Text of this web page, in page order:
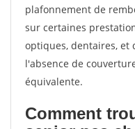
plafonnement de
sur certaines
optiques, dentaires, et
l'absence de
équivalente.
Comment